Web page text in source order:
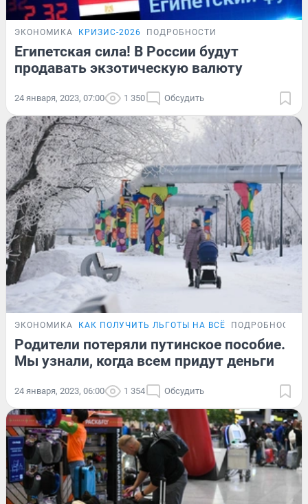
ЭКОНОМИКА КРИЗИС-2026 ПОДРОБНОСТИ
Египетская сила! В России будут
продавать экзотическую валюту
24 января, 2023, 07:00 1 350 Обсудить
ЭКОНОМИКА КАК ПОЛУЧИТЬ ЛЬГОТЫ НА ВСЁ ПОДРОБНОСТИ
Родители потеряли путинское пособие.
Мы узнали, когда всем придут деньги
24 января, 2023, 06:00 1 354 Обсудить